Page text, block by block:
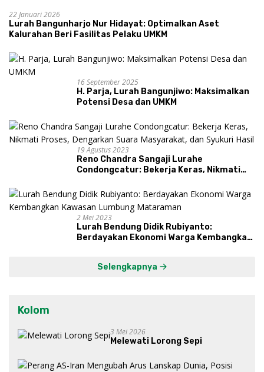
22 Januari 2026
Lurah Bangunharjo Nur Hidayat: Optimalkan Aset
Kalurahan Beri Fasilitas Pelaku UMKM
16 September 2025
H. Parja, Lurah Bangunjiwo: Maksimalkan
Potensi Desa dan UMKM
19 Agustus 2023
Reno Chandra Sangaji Lurahe
Condongcatur: Bekerja Keras, Nikmati
dan Syukuri Hasil
2 Mei 2023
Lurah Bendung Didik Rubiyanto:
Berdayakan Ekonomi Warga Kembangkan
Selengkapnya
Kolom
3 Mei 2026
Melewati Lorong Sepi